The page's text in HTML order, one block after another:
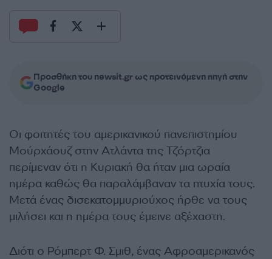
Προσθήκη του newsit.gr ως προτεινόμενη πηγή στην
Google
Οι φοιτητές του αμερικανικού πανεπιστημίου
Μούρχάουζ στην Ατλάντα της Τζόρτζια
περίμεναν ότι η Κυριακή θα ήταν μια ωραία
ημέρα καθώς θα παραλάμβαναν τα πτυχία τους.
Μετά ένας δισεκατομμυριούχος ήρθε να τους
μιλήσει και η ημέρα τους έμεινε αξέχαστη.
Διότι ο Ρόμπερτ Φ. Σμιθ, ένας Αφροαμερικανός